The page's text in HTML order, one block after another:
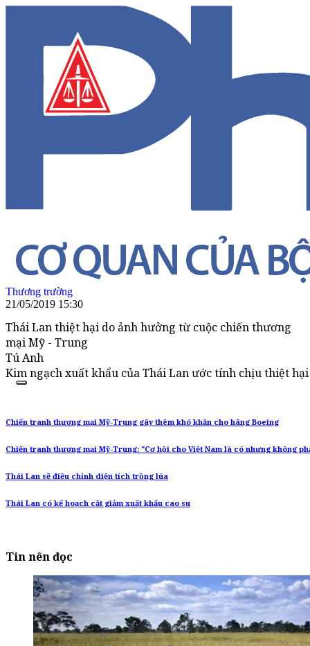
Thương trường
21/05/2019 15:30
Thái Lan thiệt hại do ảnh hưởng từ cuộc chiến thương
mại Mỹ - Trung
Tú Anh
Kim ngạch xuất khẩu của Thái Lan ước tính chịu thiệt
Chiến tranh thương mại Mỹ-Trung gây thêm khó khăn cho hãng Boeing
Chiến tranh thương mại Mỹ-Trung: "Cơ hội cho Việt Nam là có nhưng không
Thái Lan sẽ điều chỉnh diện tích trồng lúa
Thái Lan có kế hoạch cắt giảm xuất khẩu cao su
Tin nên đọc